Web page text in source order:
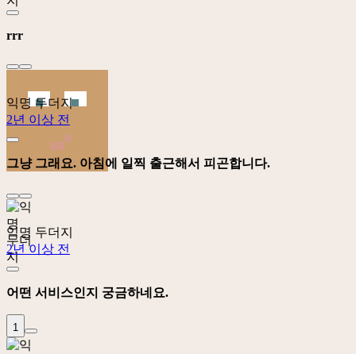
rrr
익명 두더지
2년 이상 전
그냥 그래요. 아침에 일찍 출근해서 피곤합니다.
익명 두더지
2년 이상 전
어떤 서비스인지 궁금하네요.
1